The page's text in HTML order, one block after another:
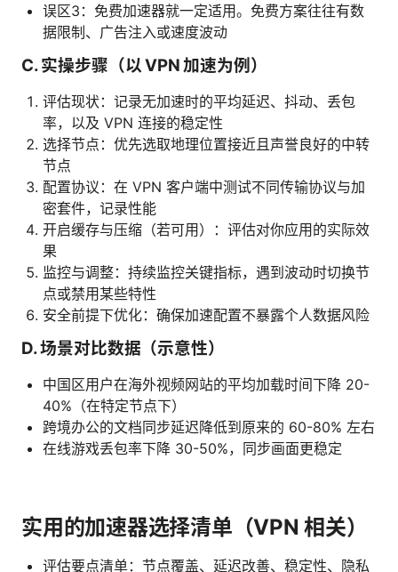
误区3：免费加速器就一定适用。免费方案往往有数
据限制、广告注入或速度波动
C. 实操步骤（以 VPN 加速为例）
评估现状：记录无加速时的平均延迟、抖动、丢包
率，以及 VPN 连接的稳定性
选择节点：优先选取地理位置接近且声誉良好的中转
节点
配置协议：在 VPN 客户端中测试不同传输协议与加
密套件，记录性能
开启缓存与压缩（若可用）：评估对你应用的实际效
果
监控与调整：持续监控关键指标，遇到波动时切换节
点或禁用某些特性
安全前提下优化：确保加速配置不暴露个人数据风险
D. 场景对比数据（示意性）
中国区用户在海外视频网站的平均加载时间下降 20-
40%（在特定节点下）
跨境办公的文档同步延迟降低到原来的 60-80% 左右
在线游戏丢包率下降 30-50%，同步画面更稳定
实用的加速器选择清单（VPN 相关）
评估要点清单：节点覆盖、延迟改善、稳定性、隐私